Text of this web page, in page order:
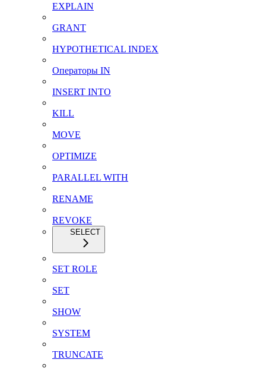
EXPLAIN
GRANT
HYPOTHETICAL INDEX
Операторы IN
INSERT INTO
KILL
MOVE
OPTIMIZE
PARALLEL WITH
RENAME
REVOKE
SELECT
SET ROLE
SET
SHOW
SYSTEM
TRUNCATE